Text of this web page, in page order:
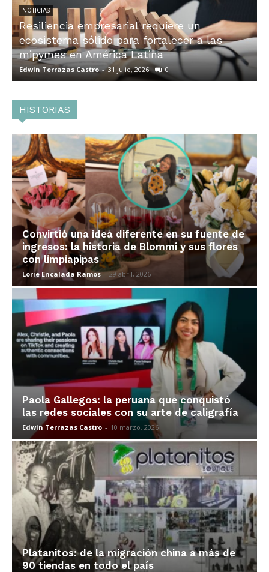
NOTICIAS
Resiliencia empresarial requiere un
ecosistema sólido para fortalecer a las
mipymes en América Latina
Edwin Terrazas Castro - 31 julio, 2026 0
HISTORIAS
Convirtió una idea diferente en su fuente de
ingresos: la historia de Blommi y sus flores
con limpiapipas
Lorie Encalada Ramos - 29 abril, 2026
Paola Gallegos: la peruana que conquistó
las redes sociales con su arte de caligrafía
Edwin Terrazas Castro - 10 marzo, 2026
Platanitos: de la migración china a más de
90 tiendas en todo el país